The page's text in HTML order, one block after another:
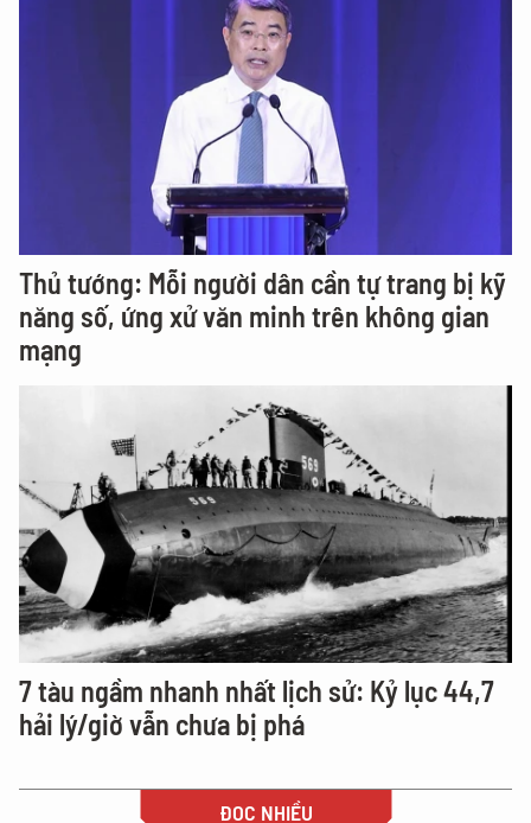
Thủ tướng: Mỗi người dân cần tự trang bị kỹ
năng số, ứng xử văn minh trên không gian
mạng
7 tàu ngầm nhanh nhất lịch sử: Kỷ lục 44,7
hải lý/giờ vẫn chưa bị phá
ĐỌC NHIỀU